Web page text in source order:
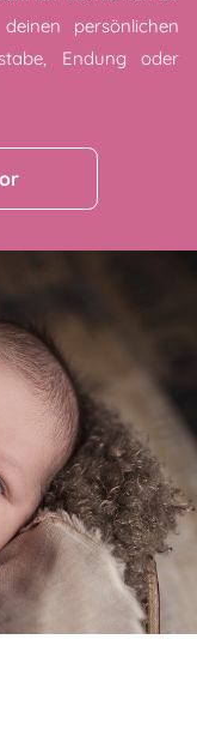
persönlichen
Endung oder